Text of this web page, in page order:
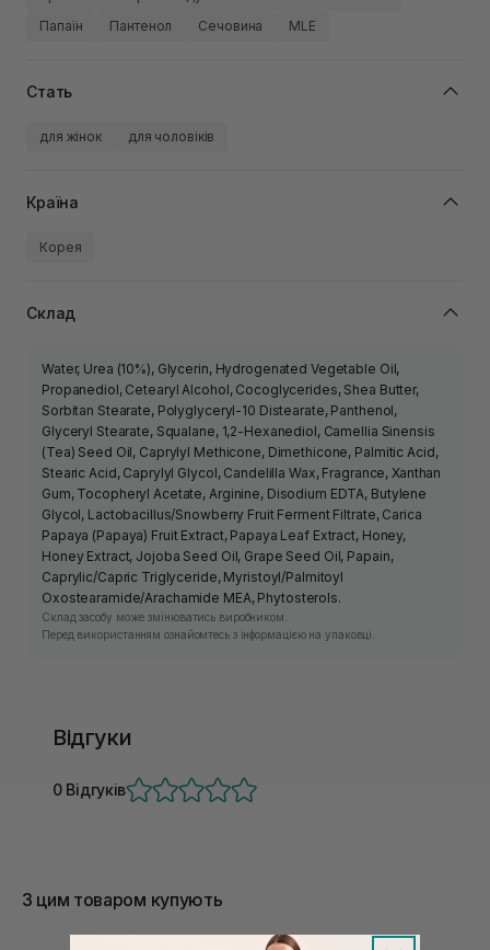
Папаїн
Пантенол Сечовина MLE
Стать
для жінок для чоловіків
Країна
Корея
Склад
Water, Urea (10%), Glycerin, Hydrogenated Vegetable Oil,
Propanediol, Cetearyl Alcohol, Cocoglycerides, Shea Butter,
Sorbitan Stearate, Polyglyceryl-10 Distearate, Panthenol,
Glyceryl Stearate, Squalane, 1,2-Hexanediol, Camellia Sinensis
(Tea) Seed Oil, Caprylyl Methicone, Dimethicone, Palmitic Acid,
Stearic Acid, Caprylyl Glycol, Candelilla Wax, Fragrance, Xanthan
Gum, Tocopheryl Acetate, Arginine, Disodium EDTA, Butylene
Glycol, Lactobacillus/Snowberry Fruit Ferment Filtrate, Carica
Papaya (Papaya) Fruit Extract, Papaya Leaf Extract, Honey,
Honey Extract, Jojoba Seed Oil, Grape Seed Oil, Papain,
Caprylic/Capric Triglyceride, Myristoyl/Palmitoyl
Oxostearamide/Arachamide MEA, Phytosterols.
Склад засобу може змінюватись виробником.
Перед використанням ознайомтесь з інформацією на упаковці.
Відгуки
0 Відгуків
З цим товаром купують